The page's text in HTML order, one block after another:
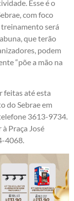
Esse é o
com foco
será
que terão
podem
“põe a mão na
feitas até esta
do Sebrae em
3613-9734.
Praça José
4068.